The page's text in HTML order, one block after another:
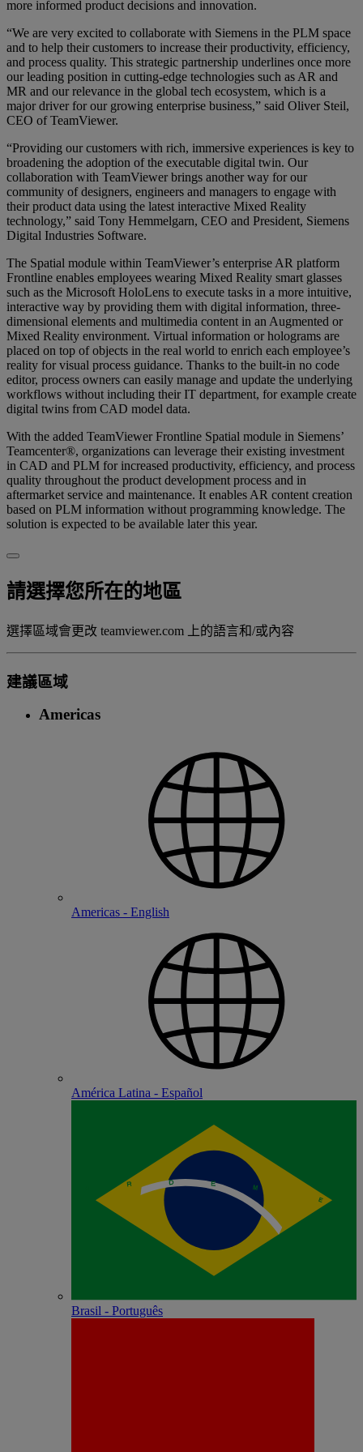
more informed product decisions and innovation.
“We are very excited to collaborate with Siemens in the PLM space
and to help their customers to increase their productivity, efficiency,
and process quality. This strategic partnership underlines once more
our leading position in cutting-edge technologies such as AR and
MR and our relevance in the global tech ecosystem, which is a
major driver for our growing enterprise business,” said Oliver Steil,
CEO of TeamViewer.
“Providing our customers with rich, immersive experiences is key to
broadening the adoption of the executable digital twin. Our
collaboration with TeamViewer brings another way for our
community of designers, engineers and managers to engage with
their product data using the latest interactive Mixed Reality
technology,” said Tony Hemmelgarn, CEO and President, Siemens
Digital Industries Software.
The Spatial module within TeamViewer’s enterprise AR platform
Frontline enables employees wearing Mixed Reality smart glasses
such as the Microsoft HoloLens to execute tasks in a more intuitive,
interactive way by providing them with digital information, three-
dimensional elements and multimedia content in an Augmented or
Mixed Reality environment. Virtual information or holograms are
placed on top of objects in the real world to enrich each employee’s
reality for visual process guidance. Thanks to the built-in no code
editor, process owners can easily manage and update the underlying
workflows without including their IT department, for example create
digital twins from CAD model data.
With the added TeamViewer Frontline Spatial module in Siemens’
Teamcenter®, organizations can leverage their existing investment
in CAD and PLM for increased productivity, efficiency, and process
quality throughout the product development process and in
aftermarket service and maintenance. It enables AR content creation
based on PLM information without programming knowledge. The
solution is expected to be available later this year.
請選擇您所在的地區
選擇區域會更改 teamviewer.com 上的語言和/或內容
建議區域
Americas
Americas - English
América Latina - Español
Brasil - Português